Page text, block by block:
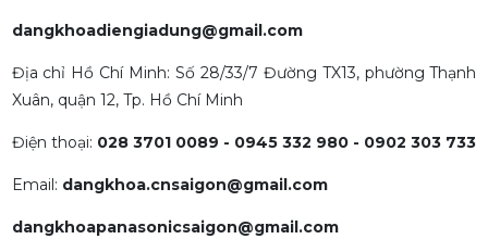
dangkhoadiengiadung@gmail.com
Địa chỉ Hồ Chí Minh: Số 28/33/7 Đường TX13, phường Thạnh
Xuân, quận 12, Tp. Hồ Chí Minh
Điện thoại: 028 3701 0089 - 0945 332 980 - 0902 303 733
Email: dangkhoa.cnsaigon@gmail.com
dangkhoapanasonicsaigon@gmail.com